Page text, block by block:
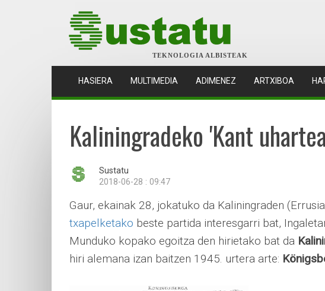
TEKNOLOGIA ALBISTEAK
HASIERA (CURRENT)
MULTIMEDIA ADIMENEZ ARTXIBOA
Kaliningradeko 'Kant
Sustatu
2018-06-28 : 09:47
Gaur, ekainak 28, jokatuko da Kaliningraden
txapelketako beste partida interesgarri bat,
Munduko kopako egoitza den hirietako bat da
hiri alemana izan baitzen 1945. urtera arte: